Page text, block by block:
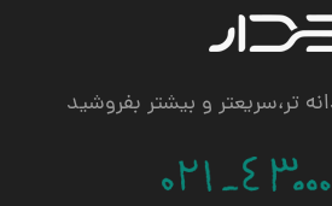
تر،سریعتر و بیشتر بفروشید